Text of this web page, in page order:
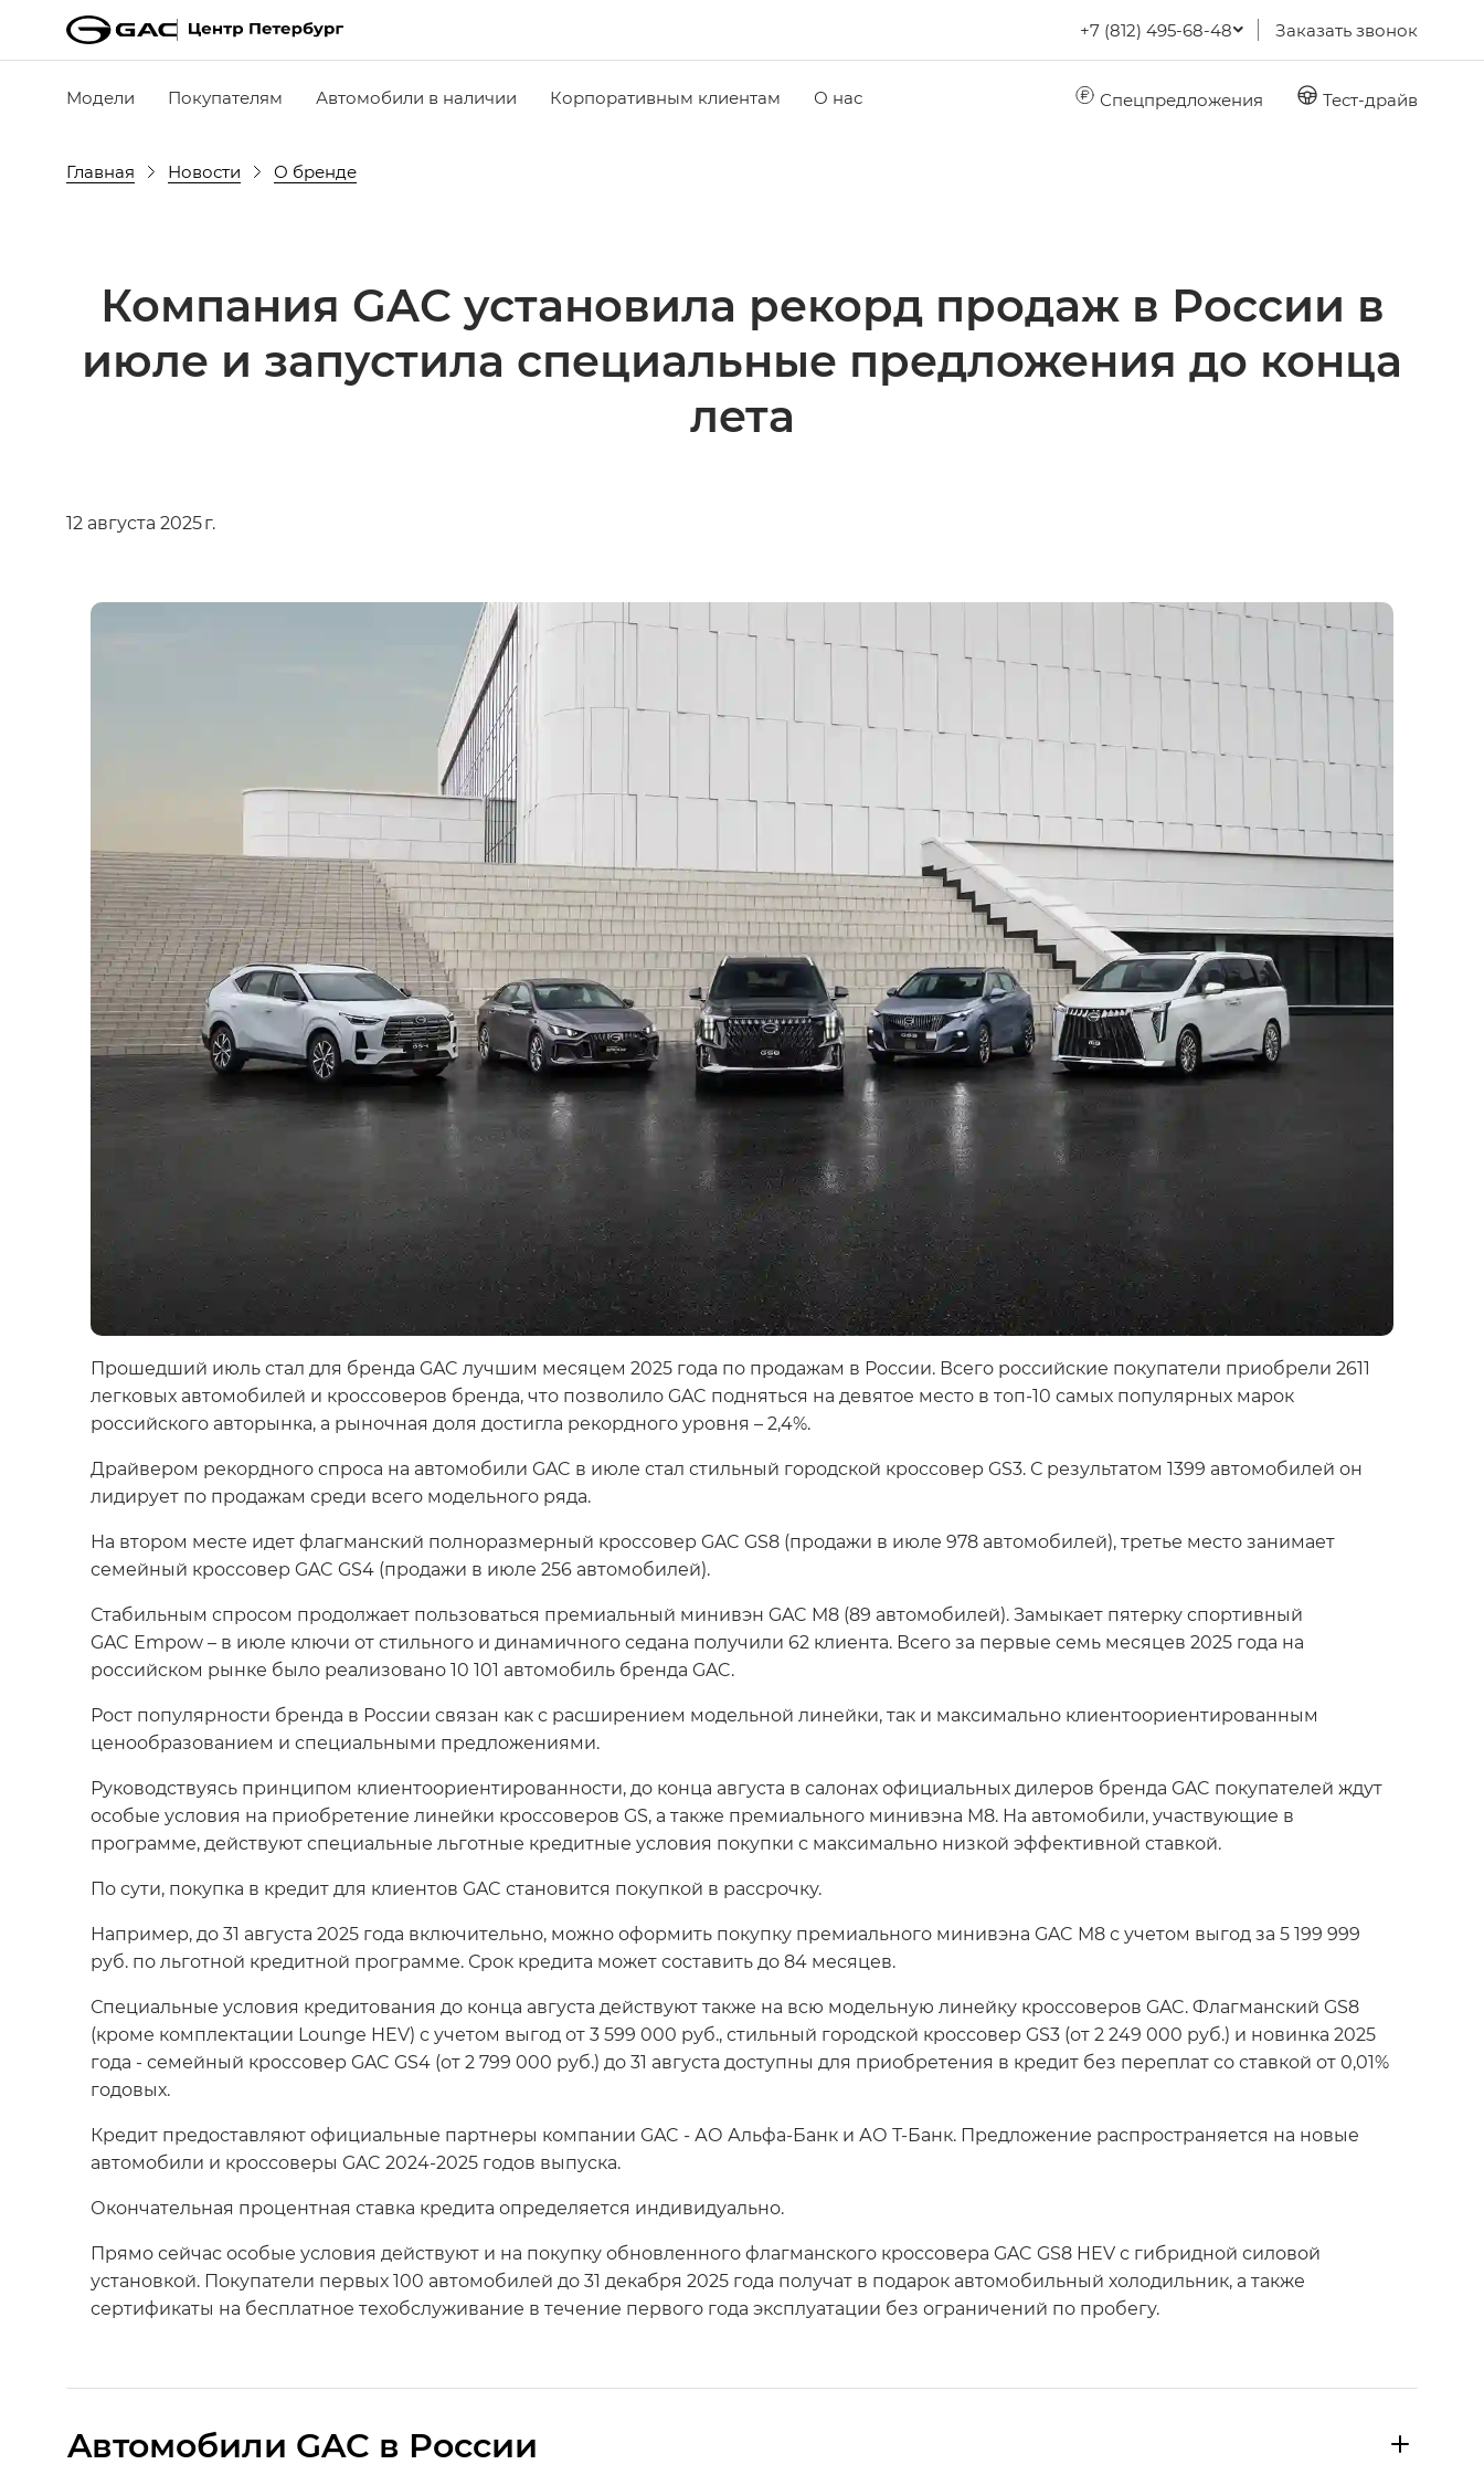
+7 (812) 495-68-48 Заказать звонок
Модели Покупателям Автомобили в наличии Корпоративным клиентам О нас Спецпредложения Тест-драйв
Главная Новости О бренде
Компания GAC установила рекорд продаж в России в
июле и запустила специальные предложения до конца
лета
12 августа 2025 г.
Прошедший июль стал для бренда GAC лучшим месяцем 2025 года по продажам в России. Всего российские покупатели приобрели 2611
легковых автомобилей и кроссоверов бренда, что позволило GAC подняться на девятое место в топ-10 самых популярных марок
российского авторынка, а рыночная доля достигла рекордного уровня – 2,4%.
Драйвером рекордного спроса на автомобили GAC в июле стал стильный городской кроссовер GS3. С результатом 1399 автомобилей он
лидирует по продажам среди всего модельного ряда.
На втором месте идет флагманский полноразмерный кроссовер GAC GS8 (продажи в июле 978 автомобилей), третье место занимает
семейный кроссовер GAC GS4 (продажи в июле 256 автомобилей).
Стабильным спросом продолжает пользоваться премиальный минивэн GAC M8 (89 автомобилей). Замыкает пятерку спортивный
GAC Empow – в июле ключи от стильного и динамичного седана получили 62 клиента. Всего за первые семь месяцев 2025 года на
российском рынке было реализовано 10 101 автомобиль бренда GAC.
Рост популярности бренда в России связан как с расширением модельной линейки, так и максимально клиентоориентированным
ценообразованием и специальными предложениями.
Руководствуясь принципом клиентоориентированности, до конца августа в салонах официальных дилеров бренда GAC покупателей ждут
особые условия на приобретение линейки кроссоверов GS, а также премиального минивэна M8. На автомобили, участвующие в
программе, действуют специальные льготные кредитные условия покупки с максимально низкой эффективной ставкой.
По сути, покупка в кредит для клиентов GAC становится покупкой в рассрочку.
Например, до 31 августа 2025 года включительно, можно оформить покупку премиального минивэна GAC M8 с учетом выгод за 5 199 999
руб. по льготной кредитной программе. Срок кредита может составить до 84 месяцев.
Специальные условия кредитования до конца августа действуют также на всю модельную линейку кроссоверов GAC. Флагманский GS8
(кроме комплектации Lounge HEV) с учетом выгод от 3 599 000 руб., стильный городской кроссовер GS3 (от 2 249 000 руб.) и новинка 2025
года - семейный кроссовер GAC GS4 (от 2 799 000 руб.) до 31 августа доступны для приобретения в кредит без переплат со ставкой от 0,01%
годовых.
Кредит предоставляют официальные партнеры компании GAC - АО Альфа-Банк и АО Т-Банк. Предложение распространяется на новые
автомобили и кроссоверы GAC 2024-2025 годов выпуска.
Окончательная процентная ставка кредита определяется индивидуально.
Прямо сейчас особые условия действуют и на покупку обновленного флагманского кроссовера GAC GS8 HEV с гибридной силовой
установкой. Покупатели первых 100 автомобилей до 31 декабря 2025 года получат в подарок автомобильный холодильник, а также
сертификаты на бесплатное техобслуживание в течение первого года эксплуатации без ограничений по пробегу.
Aвтомобили GAC в России